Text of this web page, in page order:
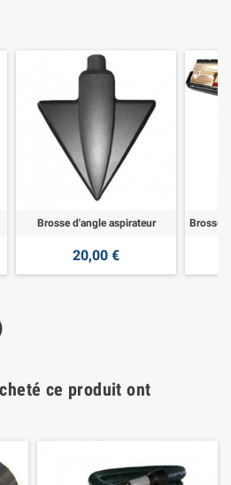
Brosse d'angle aspirateur
20,00 €
ce produit ont